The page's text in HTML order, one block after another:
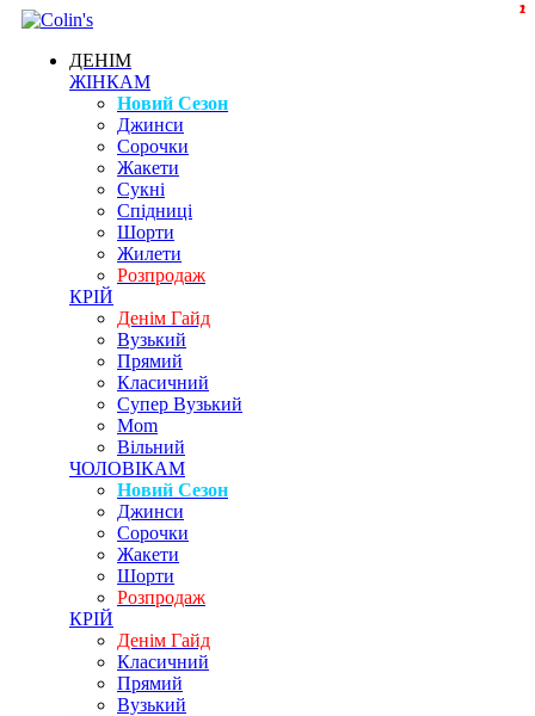
ДЕНІМ
ЖІНКАМ
Новий Сезон
Джинси
Сорочки
Жакети
Сукні
Спідниці
Шорти
Жилети
Розпродаж
КРІЙ
Денім Гайд
Вузький
Прямий
Класичний
Супер Вузький
Mom
Вільний
ЧОЛОВІКАМ
Новий Сезон
Джинси
Сорочки
Жакети
Шорти
Розпродаж
КРІЙ
Денім Гайд
Класичний
Прямий
Вузький
1
1
2